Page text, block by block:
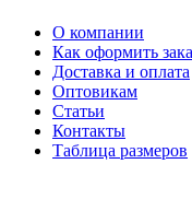
О компании
Как оформить
Доставка и оплата
Оптовикам
Статьи
Контакты
Таблица размеров